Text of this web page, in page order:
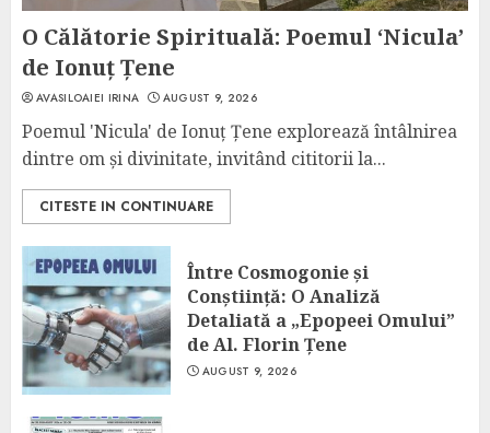
O Călătorie Spirituală: Poemul ‘Nicula’
de Ionuț Țene
AVASILOAIEI IRINA AUGUST 9, 2026
Poemul 'Nicula' de Ionuț Țene explorează întâlnirea
dintre om și divinitate, invitând cititorii la...
CITESTE IN CONTINUARE
Între Cosmogonie și
Conștiință: O Analiză
Detaliată a „Epopeei Omului”
de Al. Florin Țene
AUGUST 9, 2026